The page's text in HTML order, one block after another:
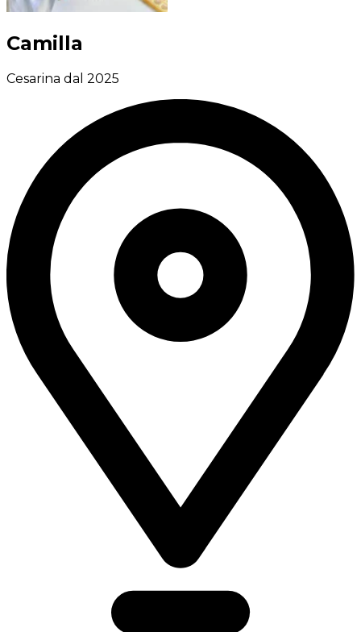
Camilla
Cesarina dal 2025